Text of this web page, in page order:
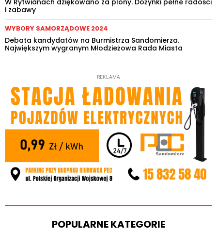
W Rytwianach dziękowano za plony. Dożynki pełne radości
i zabawy
WYBORY SAMORZĄDOWE 2024
Debata kandydatów na Burmistrza Sandomierza.
Największym wygranym Młodzieżowa Rada Miasta
REKLAMA
POPULARNE KATEGORIE